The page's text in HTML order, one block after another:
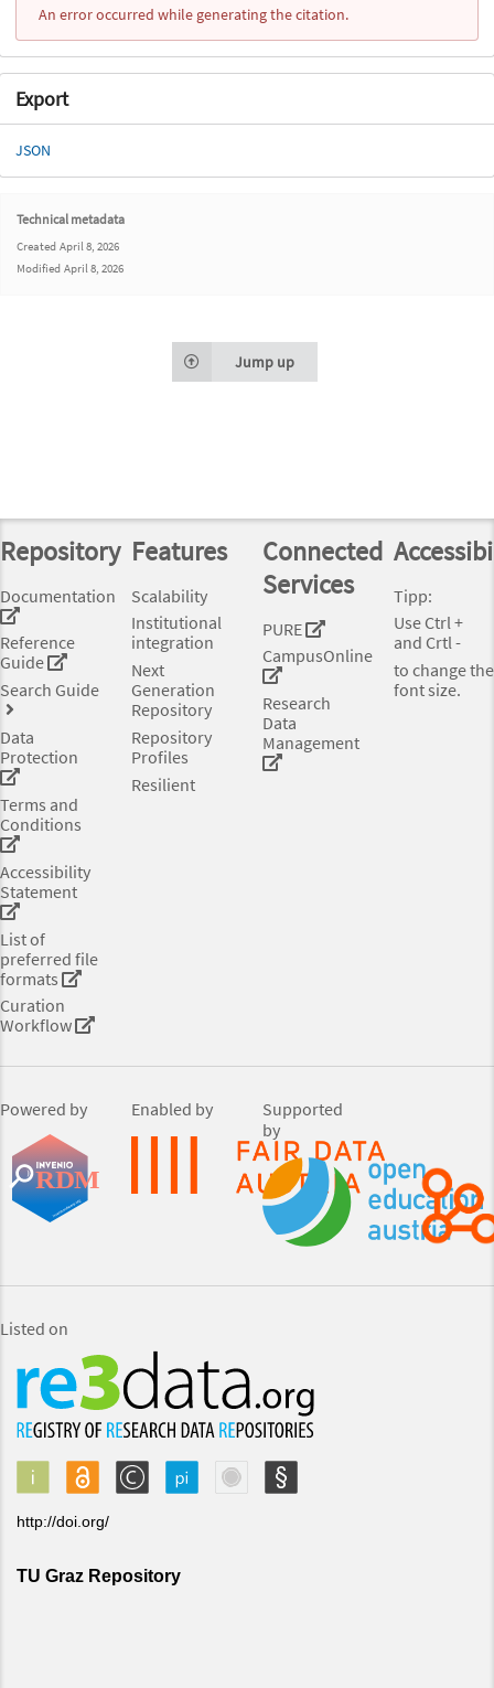
An error occurred while generating the citation.
Export
JSON
Technical metadata
Created April 8, 2026
Modified April 8, 2026
Jump up
Repository
Documentation
Reference
Guide
Search Guide
Data
Protection
Terms and
Conditions
Accessibility
Statement
List of
preferred file
formats
Curation
Workflow
Features
Scalability
Institutional
integration
Next
Generation
Repository
Repository
Profiles
Resilient
Connected
Services
PURE
CampusOnline
Research
Data
Management
Tipp:
Use Ctrl +
and Crtl -
to change the
font size.
Powered by Enabled by
Supported
by
Listed on